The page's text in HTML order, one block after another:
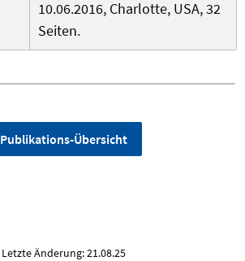
10.06.2016, Charlotte, USA, 32
Seiten.
Publikations-Übersicht
Letzte Änderung: 21.08.25